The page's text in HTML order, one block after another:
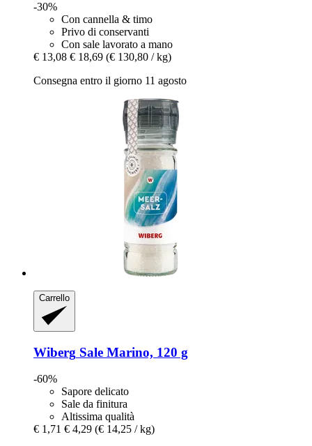
-30%
Con cannella & timo
Privo di conservanti
Con sale lavorato a mano
€ 13,08 € 18,69 (€ 130,80 / kg)
Consegna entro il giorno 11 agosto
Carrello
Wiberg Sale Marino, 120 g
-60%
Sapore delicato
Sale da finitura
Altissima qualità
€ 1,71 € 4,29 (€ 14,25 / kg)